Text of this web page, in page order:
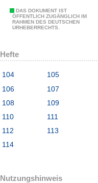
DAS DOKUMENT IST
ÖFFENTLICH ZUGÄNGLICH IM
RAHMEN DES DEUTSCHEN
URHEBERRECHTS.
Hefte
104
105
106
107
108
109
110
111
112
113
114
Nutzungshinweis